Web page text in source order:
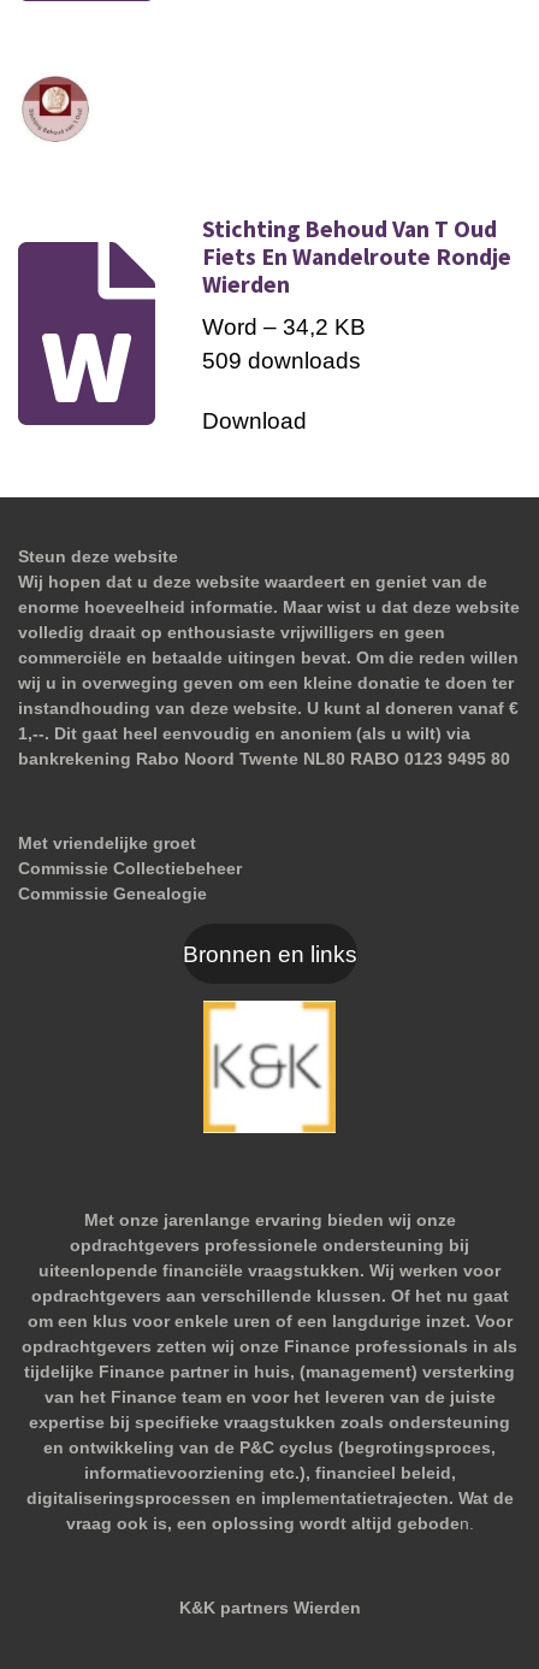
Stichting Behoud Van T Oud
Fiets En Wandelroute Rondje
Wierden
Word – 34,2 KB
509 downloads
Download
Steun deze website
Wij hopen dat u deze website waardeert en geniet van de
enorme hoeveelheid informatie. Maar wist u dat deze website
volledig draait op enthousiaste vrijwilligers en geen
commerciële en betaalde uitingen bevat. Om die reden willen
wij u in overweging geven om een kleine donatie te doen ter
instandhouding van deze website. U kunt al doneren vanaf €
1,--. Dit gaat heel eenvoudig en anoniem (als u wilt) via
bankrekening Rabo Noord Twente NL80 RABO 0123 9495 80
Met vriendelijke groet
Commissie Collectiebeheer
Commissie Genealogie
Bronnen en links
Met onze jarenlange ervaring bieden wij onze
opdrachtgevers professionele ondersteuning bij
uiteenlopende financiële vraagstukken. Wij werken voor
opdrachtgevers aan verschillende klussen. Of het nu gaat
om een klus voor enkele uren of een langdurige inzet. Voor
opdrachtgevers zetten wij onze Finance professionals in als
tijdelijke Finance partner in huis, (management) versterking
van het Finance team en voor het leveren van de juiste
expertise bij specifieke vraagstukken zoals ondersteuning
en ontwikkeling van de P&C cyclus (begrotingsproces,
informatievoorziening etc.), financieel beleid,
digitaliseringsprocessen en implementatietrajecten. Wat de
vraag ook is, een oplossing wordt altijd geboden.
K&K partners Wierden